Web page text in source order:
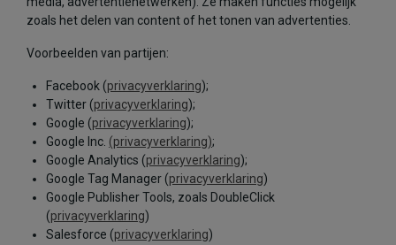
zoals het delen van content of het tonen van advertenties.
Voorbeelden van partijen:
Facebook (privacyverklaring);
Twitter (privacyverklaring);
Google (privacyverklaring);
Google Inc. (privacyverklaring);
Google Analytics (privacyverklaring);
Google Tag Manager (privacyverklaring)
Google Publisher Tools, zoals DoubleClick
(privacyverklaring)
Salesforce (privacyverklaring)